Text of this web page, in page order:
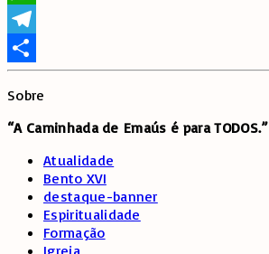
WhatsApp
Telegram
Share
Sobre
“A Caminhada de Emaús é para TODOS.”
Atualidade
Bento XVI
destaque-banner
Espiritualidade
Formação
Igreja